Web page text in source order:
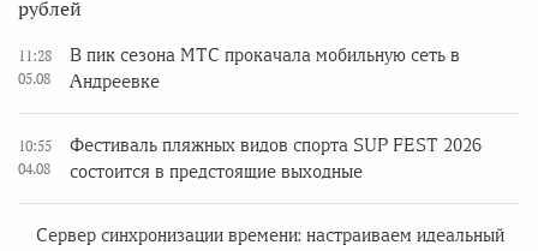
рублей
11:28
05.08
В пик сезона МТС прокачала мобильную сеть в
Андреевке
10:55
04.08
Фестиваль пляжных видов спорта SUP FEST 2026
состоится в предстоящие выходные
Сервер синхронизации времени: настраиваем идеальный